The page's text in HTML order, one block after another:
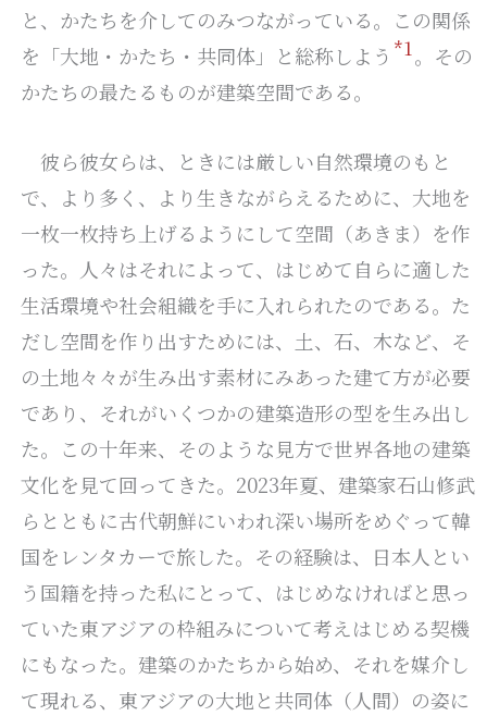
と、かたちを介してのみつながっている。この関係
を「大地・かたち・共同体」と総称しよう
1 。その
かたちの最たるものが建築空間である。
彼ら彼女らは、ときには厳しい自然環境のもと
で、より多く、より生きながらえるために、大地を
一枚一枚持ち上げるようにして空間（あきま）を作
った。人々はそれによって、はじめて自らに適した
生活環境や社会組織を手に入れられたのである。た
だし空間を作り出すためには、土、石、木など、そ
の土地々々が生み出す素材にみあった建て方が必要
であり、それがいくつかの建築造形の型を生み出し
た。この十年来、そのような見方で世界各地の建築
文化を見て回ってきた。2023年夏、建築家石山修武
らとともに古代朝鮮にいわれ深い場所をめぐって韓
国をレンタカーで旅した。その経験は、日本人とい
う国籍を持った私にとって、はじめなければと思っ
ていた東アジアの枠組みについて考えはじめる契機
にもなった。建築のかたちから始め、それを媒介し
て現れる、東アジアの大地と共同体（人間）の姿に